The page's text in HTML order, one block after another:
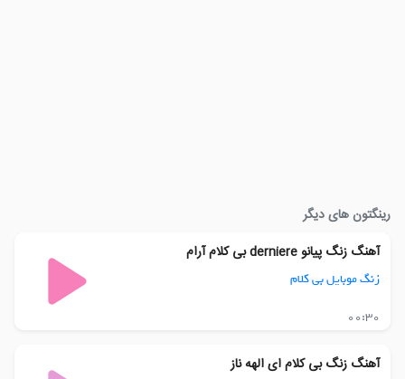
رینگتون های دیگر
آهنگ زنگ پیانو derniere بی کلام آرام
زنگ موبایل بی کلام
00:30
آهنگ زنگ بی کلام ای الهه ناز